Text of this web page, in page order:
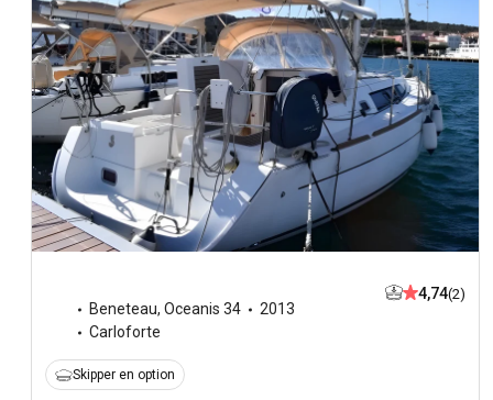
Beneteau, Oceanis 34
2013
Carloforte
4,74(2)
Skipper en option